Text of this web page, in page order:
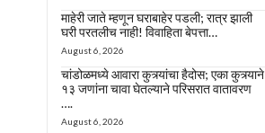
माहेरी जाते म्हणून घराबाहेर पडली; रात्र झाली
घरी परतलीच नाही! विवाहिता बेपत्ता…
August 6, 2026
चांडोळमध्ये आवारा कुत्र्यांचा हैदोस; एका कुत्र्याने
१३ जणांना चावा घेतल्याने परिसरात वातावरण
….
August 6, 2026